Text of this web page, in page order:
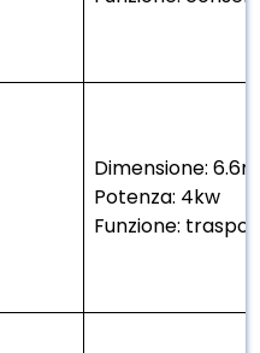
Dimensione:
Potenza: 4kw
Funzione: